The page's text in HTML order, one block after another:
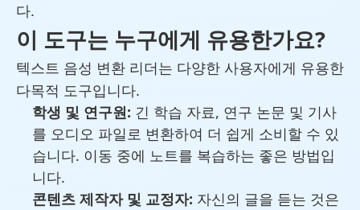
다.
이 도구는 누구에게 유용한가요?
텍스트 음성 변환 리더는 다양한 사용자에게 유용한
다목적 도구입니다.
학생 및 연구원: 긴 학습 자료, 연구 논문 및 기사
를 오디오 파일로 변환하여 더 쉽게 소비할 수 있
습니다. 이동 중에 노트를 복습하는 좋은 방법입
니다.
콘텐츠 제작자 및 교정자: 자신의 글을 듣는 것은